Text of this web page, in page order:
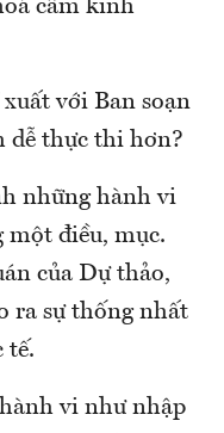
cấm kinh
với Ban soạn
dễ thực thi hơn?
những hành vi
một điều, mục.
của Dự thảo,
ra sự thống nhất
tế.
vi như nhập